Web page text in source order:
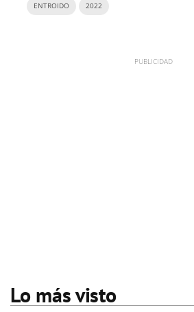
ENTROIDO 2022
Lo más visto